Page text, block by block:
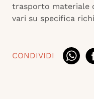
trasporto materiale
vari su specifica
CONDIVIDI